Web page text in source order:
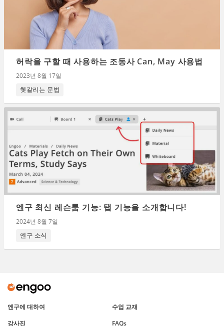
허락을 구할 때 사용하는 조동사 Can, May 사용법
2023년 8월 17일
헷갈리는 문법
엔구 최신 레슨룸 기능: 탭 기능을 소개합니다!
2024년 8월 7일
엔구 소식
엔구에 대하여
수업 교재
강사진
FAQs